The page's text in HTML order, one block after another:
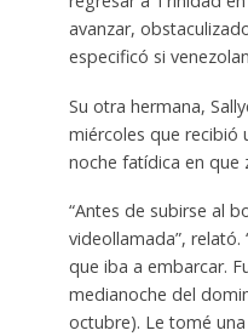
avanzar,
especificó si
Su otra hermana,
miércoles que recibió
noche fatídica en que
“Antes de subirse al
videollamada”,
que iba a embarcar.
medianoche del
octubre). Le tomé una